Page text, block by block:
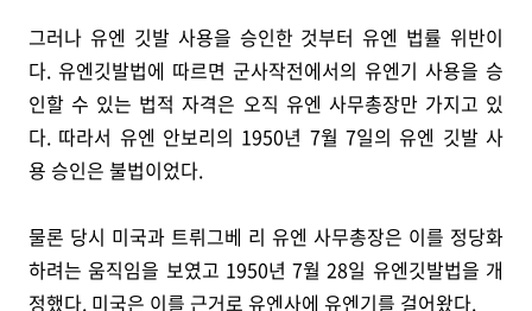
그러나 유엔 깃발 사용을 승인한 것부터 유엔 법률 위반이
다. 유엔깃발법에 따르면 군사작전에서의 유엔기 사용을 승
인할 수 있는 법적 자격은 오직 유엔 사무총장만 가지고 있
다. 따라서 유엔 안보리의 1950년 7월 7일의 유엔 깃발 사
용 승인은 불법이었다.
물론 당시 미국과 트뤼그베 리 유엔 사무총장은 이를 정당화
하려는 움직임을 보였고 1950년 7월 28일 유엔깃발법을 개
정했다. 미국은 이를 근거로 유엔사에 유엔기를 걸어왔다.